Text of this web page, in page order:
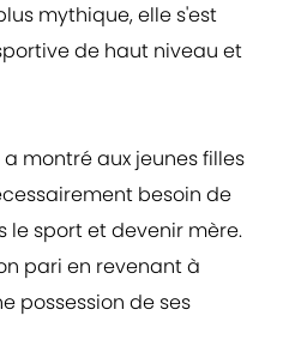
mythique, elle s'est
de haut niveau et
montré aux jeunes filles
besoin de
le sport et devenir mère.
pari en revenant à
possession de ses